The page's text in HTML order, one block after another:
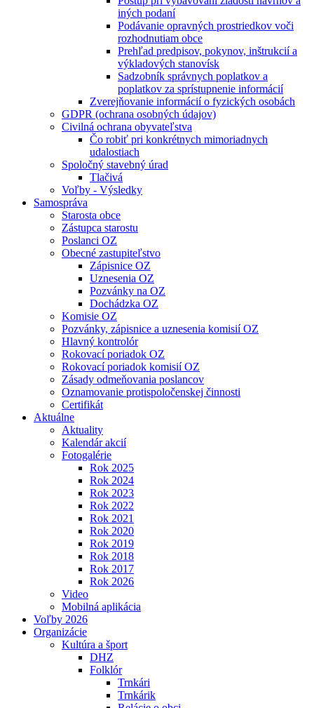
iných podaní
Podávanie opravných prostriedkov voči
rozhodnutiam obce
Prehľad predpisov, pokynov, inštrukcií a
výkladových stanovísk
Sadzobník správnych poplatkov a
poplatkov za sprístupnenie informácií
Zverejňovanie informácií o fyzických osobách
GDPR (ochrana osobných údajov)
Civilná ochrana obyvateľstva
Čo robiť pri konkrétnych mimoriadnych
udalostiach
Spoločný stavebný úrad
Tlačivá
Voľby - Výsledky
Samospráva
Starosta obce
Zástupca starostu
Poslanci OZ
Obecné zastupiteľstvo
Zápisnice OZ
Uznesenia OZ
Pozvánky na OZ
Dochádzka OZ
Komisie OZ
Pozvánky, zápisnice a uznesenia komisií OZ
Hlavný kontrolór
Rokovací poriadok OZ
Rokovací poriadok komisií OZ
Zásady odmeňovania poslancov
Oznamovanie protispoločenskej činnosti
Certifikát
Aktuálne
Aktuality
Kalendár akcií
Fotogalérie
Rok 2025
Rok 2024
Rok 2023
Rok 2022
Rok 2021
Rok 2020
Rok 2019
Rok 2018
Rok 2017
Rok 2026
Video
Mobilná aplikácia
Voľby 2026
Organizácie
Kultúra a šport
DHZ
Folklór
Trnkári
Trnkárik